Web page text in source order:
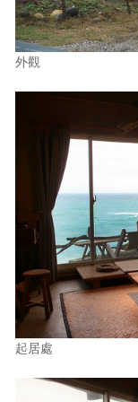
外觀
起居處